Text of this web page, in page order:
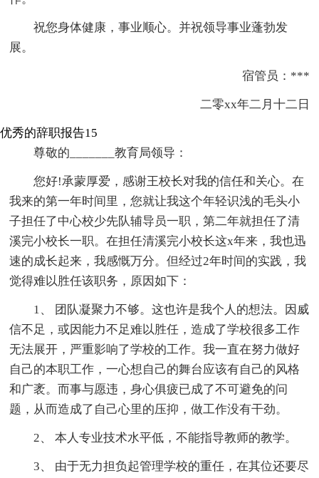
祝您身体健康，事业顺心。并祝领导事业蓬勃发
展。
宿管员：***
二零xx年二月十二日
优秀的辞职报告15
尊敬的_______教育局领导：
您好!承蒙厚爱，感谢王校长对我的信任和关心。在
我来的第一年时间里，您就让我这个年轻识浅的毛头小
子担任了中心校少先队辅导员一职，第二年就担任了清
溪完小校长一职。在担任清溪完小校长这x年来，我也迅
速的成长起来，我感慨万分。但经过2年时间的实践，我
觉得难以胜任该职务，原因如下：
1、 团队凝聚力不够。这也许是我个人的想法。因威
信不足，或因能力不足难以胜任，造成了学校很多工作
无法展开，严重影响了学校的工作。我一直在努力做好
自己的本职工作，一心想自己的舞台应该有自己的风格
和广袤。而事与愿违，身心俱疲已成了不可避免的问
题，从而造成了自己心里的压抑，做工作没有干劲。
2、 本人专业技术水平低，不能指导教师的教学。
3、 由于无力担负起管理学校的重任，在其位还要尽